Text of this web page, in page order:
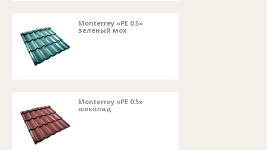
Monterrey «PE 0.5»
зеленый мох
Monterrey «PE 0.5»
шоколад